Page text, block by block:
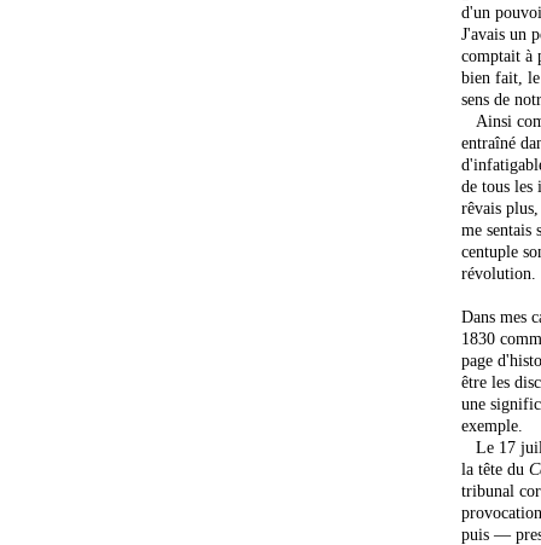
d'un
J'avais un
comptait à
bien fait, le
sens de
Ainsi
entraîné
de tous les
rêvais
me sentais
centuple
révolution.
Dans mes
1830
page
être les
une
exemple.
Le 17
la tête du
tribunal
puis —